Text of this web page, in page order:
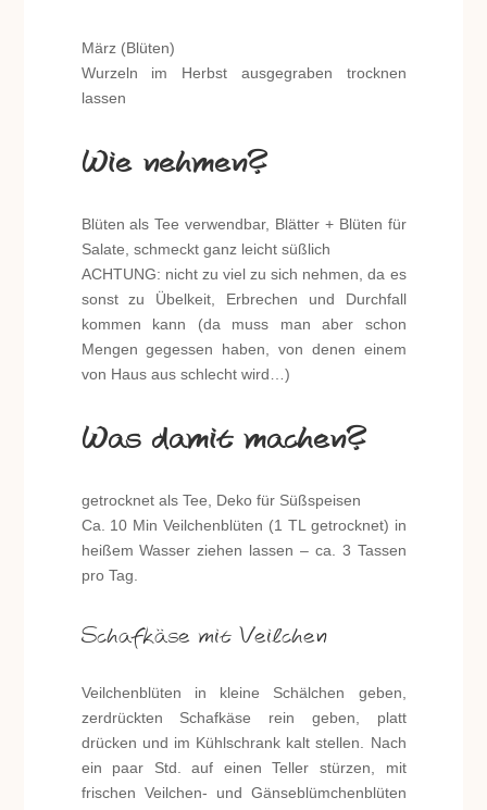
März (Blüten)
Wurzeln im Herbst ausgegraben trocknen
lassen
Wie nehmen?
Blüten als Tee verwendbar, Blätter + Blüten für
Salate, schmeckt ganz leicht süßlich
ACHTUNG: nicht zu viel zu sich nehmen, da es
sonst zu Übelkeit, Erbrechen und Durchfall
kommen kann (da muss man aber schon
Mengen gegessen haben, von denen einem
von Haus aus schlecht wird…)
Was damit machen?
getrocknet als Tee, Deko für Süßspeisen
Ca. 10 Min Veilchenblüten (1 TL getrocknet) in
heißem Wasser ziehen lassen – ca. 3 Tassen
pro Tag.
Schafkäse mit Veilchen
Veilchenblüten in kleine Schälchen geben,
zerdrückten Schafkäse rein geben, platt
drücken und im Kühlschrank kalt stellen. Nach
ein paar Std. auf einen Teller stürzen, mit
frischen Veilchen- und Gänseblümchenblüten